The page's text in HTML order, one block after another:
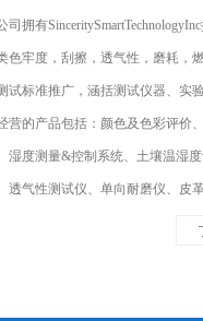
有
色牢度，刮擦，透气性，磨耗，
试标准推广，涵括测试仪器、实
营的产品包括：颜色及色彩评价
湿度测量&控制系统、土壤温湿
透气性测试仪、单向耐磨仪、皮